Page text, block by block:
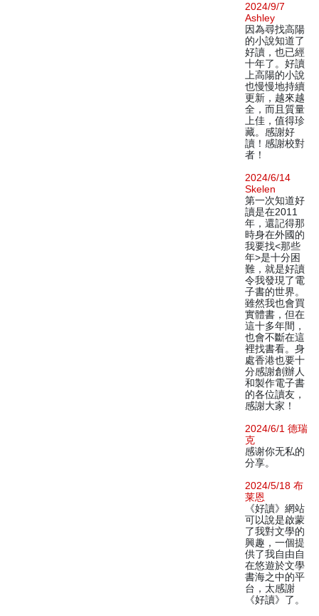
2024/9/7
Ashley
因為尋找高陽
的小說知道了
好讀，也已經
十年了。好讀
上高陽的小說
也慢慢地持續
更新，越來越
全，而且質量
上佳，值得珍
藏。感謝好
讀！感謝校對
者！
2024/6/14
Skelen
第一次知道好
讀是在2011
年，還記得那
時身在外國的
我要找<那些
年>是十分困
難，就是好讀
令我發現了電
子書的世界。
雖然我也會買
實體書，但在
這十多年間，
也會不斷在這
裡找書看。身
處香港也要十
分感謝創辦人
和製作電子書
的各位讀友，
感謝大家！
2024/6/1 德瑞
克
感谢你无私的
分享。
2024/5/18 布
莱恩
《好讀》網站
可以說是啟蒙
了我對文學的
興趣，一個提
供了我自由自
在悠遊於文學
書海之中的平
台，太感謝
《好讀》了。